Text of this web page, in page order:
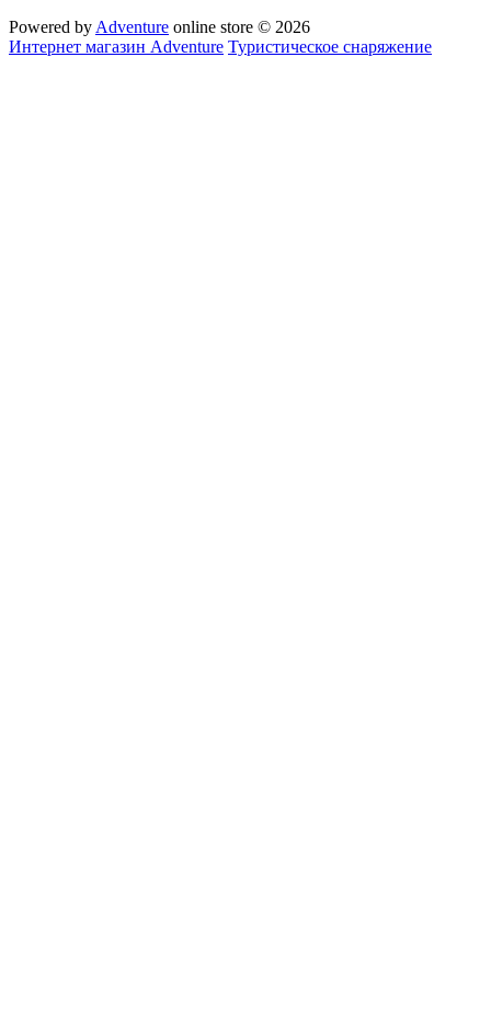
Powered by Adventure online store © 2026
Интернет магазин Adventure Туристическое снаряжение